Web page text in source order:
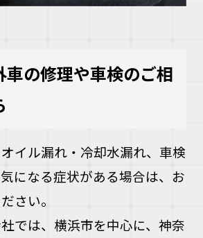
車の修理や車検のご相
イル漏れ・冷却水漏れ、車検
になる症状がある場合は、お
さい。
では、横浜市を中心に、神奈